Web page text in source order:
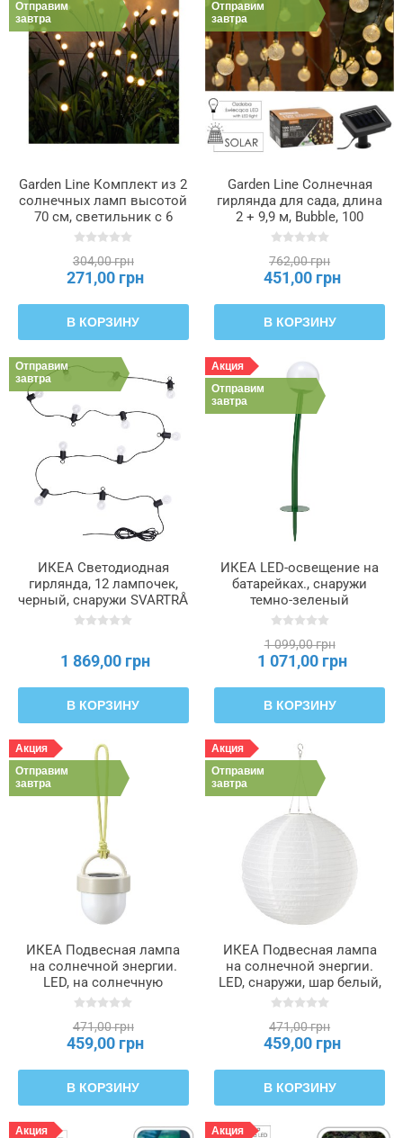
Отправим
завтра
Garden Line Комплект из 2
солнечных ламп высотой
70 см, светильник с 6
светодиодами, теплый
304,00 грн
271,00 грн
В КОРЗИНУ
Отправим
завтра
Garden Line Солнечная
гирлянда для сада, длина
2 + 9,9 м, Bubble, 100
светодиодов, теплый
762,00 грн
451,00 грн
В КОРЗИНУ
Отправим
завтра
ИКЕА Светодиодная
гирлянда, 12 лампочек,
черный, снаружи SVARTRÅ
СВАРТРО, 305.218.00
1 869,00 грн
В КОРЗИНУ
Акция
Отправим
завтра
ИКЕА LED-освещение на
батарейках., снаружи
темно-зеленый
SOLVINDEN СОЛВИДЕН,
1 099,00 грн
1 071,00 грн
В КОРЗИНУ
Акция
Отправим
завтра
ИКЕА Подвесная лампа
на солнечной энергии.
LED, на солнечную
батарею снаружи,
SOLVINDEN СОЛВИДЕН,
406.146.53
471,00 грн
459,00 грн
В КОРЗИНУ
Акция
Отправим
завтра
ИКЕА Подвесная лампа
на солнечной энергии.
LED, снаружи, шар белый,
45 см SOLVINDEN
471,00 грн
459,00 грн
В КОРЗИНУ
Акция Акция